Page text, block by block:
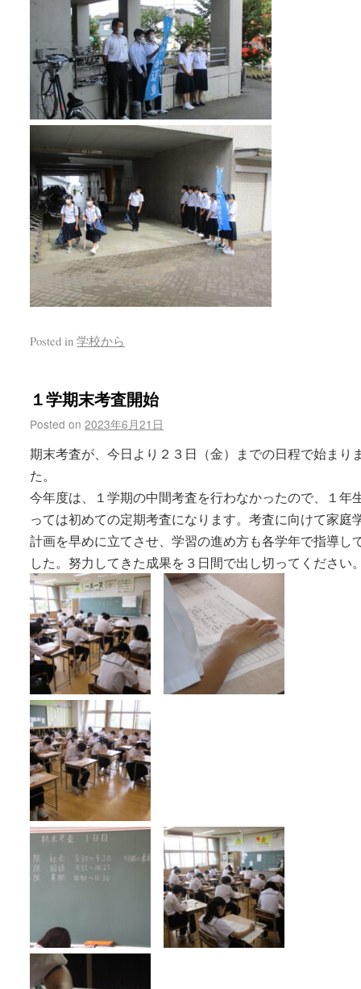
Posted in 学校から
１学期末考査開始
Posted on 2023年6月21日
期末考査が、今日より２３日（金）までの日程で始まり
た。
今年度は、１学期の中間考査を行わなかったので、１年
っては初めての定期考査になります。考査に向けて家庭
計画を早めに立てさせ、学習の進め方も各学年で指導し
した。努力してきた成果を３日間で出し切ってください